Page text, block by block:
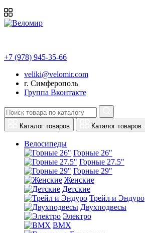
+7 (978) 945-35-66
veliki@velomir.com
г. Симферополь
Группа Вконтакте
Каталог товаров Каталог товаров
Велосипеды
Горные 26"
Горные 27.5"
Горные 29"
Женские
Детские
Трейл и Эндуро
Двухподвесы
Электро
BMX